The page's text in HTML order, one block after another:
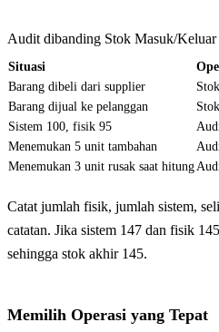
Audit dibanding Stok Masuk/Keluar
Situasi
Barang dibeli dari supplier
Barang dijual ke pelanggan
Sistem 100, fisik 95
Menemukan 5 unit tambahan
Menemukan 3 unit rusak saat hitung
Catat jumlah fisik, jumlah sistem,
catatan. Jika sistem 147 dan fisik
sehingga stok akhir 145.
Memilih Operasi yang Tepat